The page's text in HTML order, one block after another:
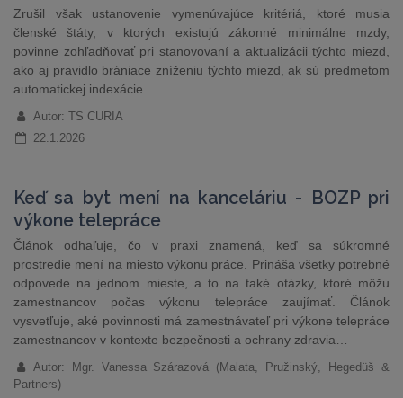
Zrušil však ustanovenie vymenúvajúce kritériá, ktoré musia
členské štáty, v ktorých existujú zákonné minimálne mzdy,
povinne zohľadňovať pri stanovovaní a aktualizácii týchto miezd,
ako aj pravidlo brániace zníženiu týchto miezd, ak sú predmetom
automatickej indexácie
Autor: TS CURIA
22.1.2026
Keď sa byt mení na kanceláriu - BOZP pri
výkone telepráce
Článok odhaľuje, čo v praxi znamená, keď sa súkromné
prostredie mení na miesto výkonu práce. Prináša všetky potrebné
odpovede na jednom mieste, a to na také otázky, ktoré môžu
zamestnancov počas výkonu telepráce zaujímať. Článok
vysvetľuje, aké povinnosti má zamestnávateľ pri výkone telepráce
zamestnancov v kontexte bezpečnosti a ochrany zdravia…
Autor: Mgr. Vanessa Szárazová (Malata, Pružinský, Hegedüš &
Partners)